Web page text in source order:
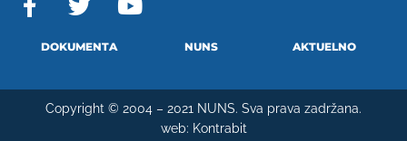
a
o
w
t
e
r
o
b
e
DOKUMENTA NUNS AKTUELNO
Copyright © 2004 – 2021 NUNS. Sva prava zadržana.
web: Kontrabit